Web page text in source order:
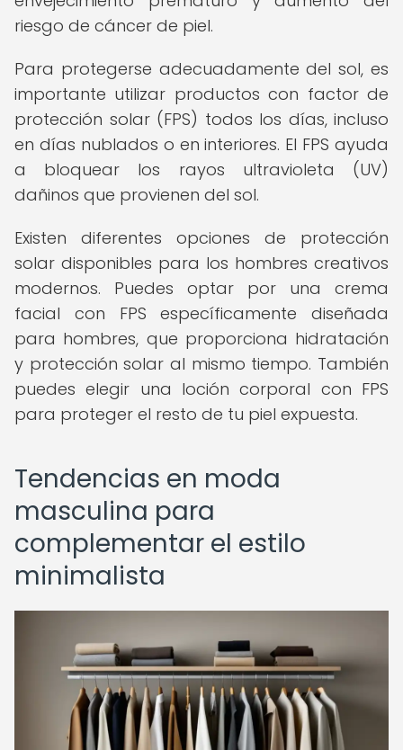
riesgo de cáncer de piel.
Para protegerse adecuadamente del sol, es
importante utilizar productos con factor de
protección solar (FPS) todos los días, incluso
en días nublados o en interiores. El FPS ayuda
a bloquear los rayos ultravioleta (UV)
dañinos que provienen del sol.
Existen diferentes opciones de protección
solar disponibles para los hombres creativos
modernos. Puedes optar por una crema
facial con FPS específicamente diseñada
para hombres, que proporciona hidratación
y protección solar al mismo tiempo. También
puedes elegir una loción corporal con FPS
para proteger el resto de tu piel expuesta.
Tendencias en moda
masculina para
complementar el estilo
minimalista